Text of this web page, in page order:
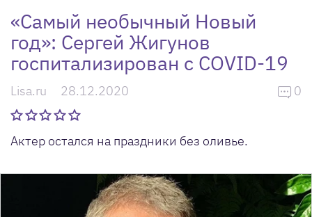
«Самый необычный Новый
год»: Сергей Жигунов
госпитализирован с COVID-19
Lisa.ru 28.12.2020 0
Актер остался на праздники без оливье.